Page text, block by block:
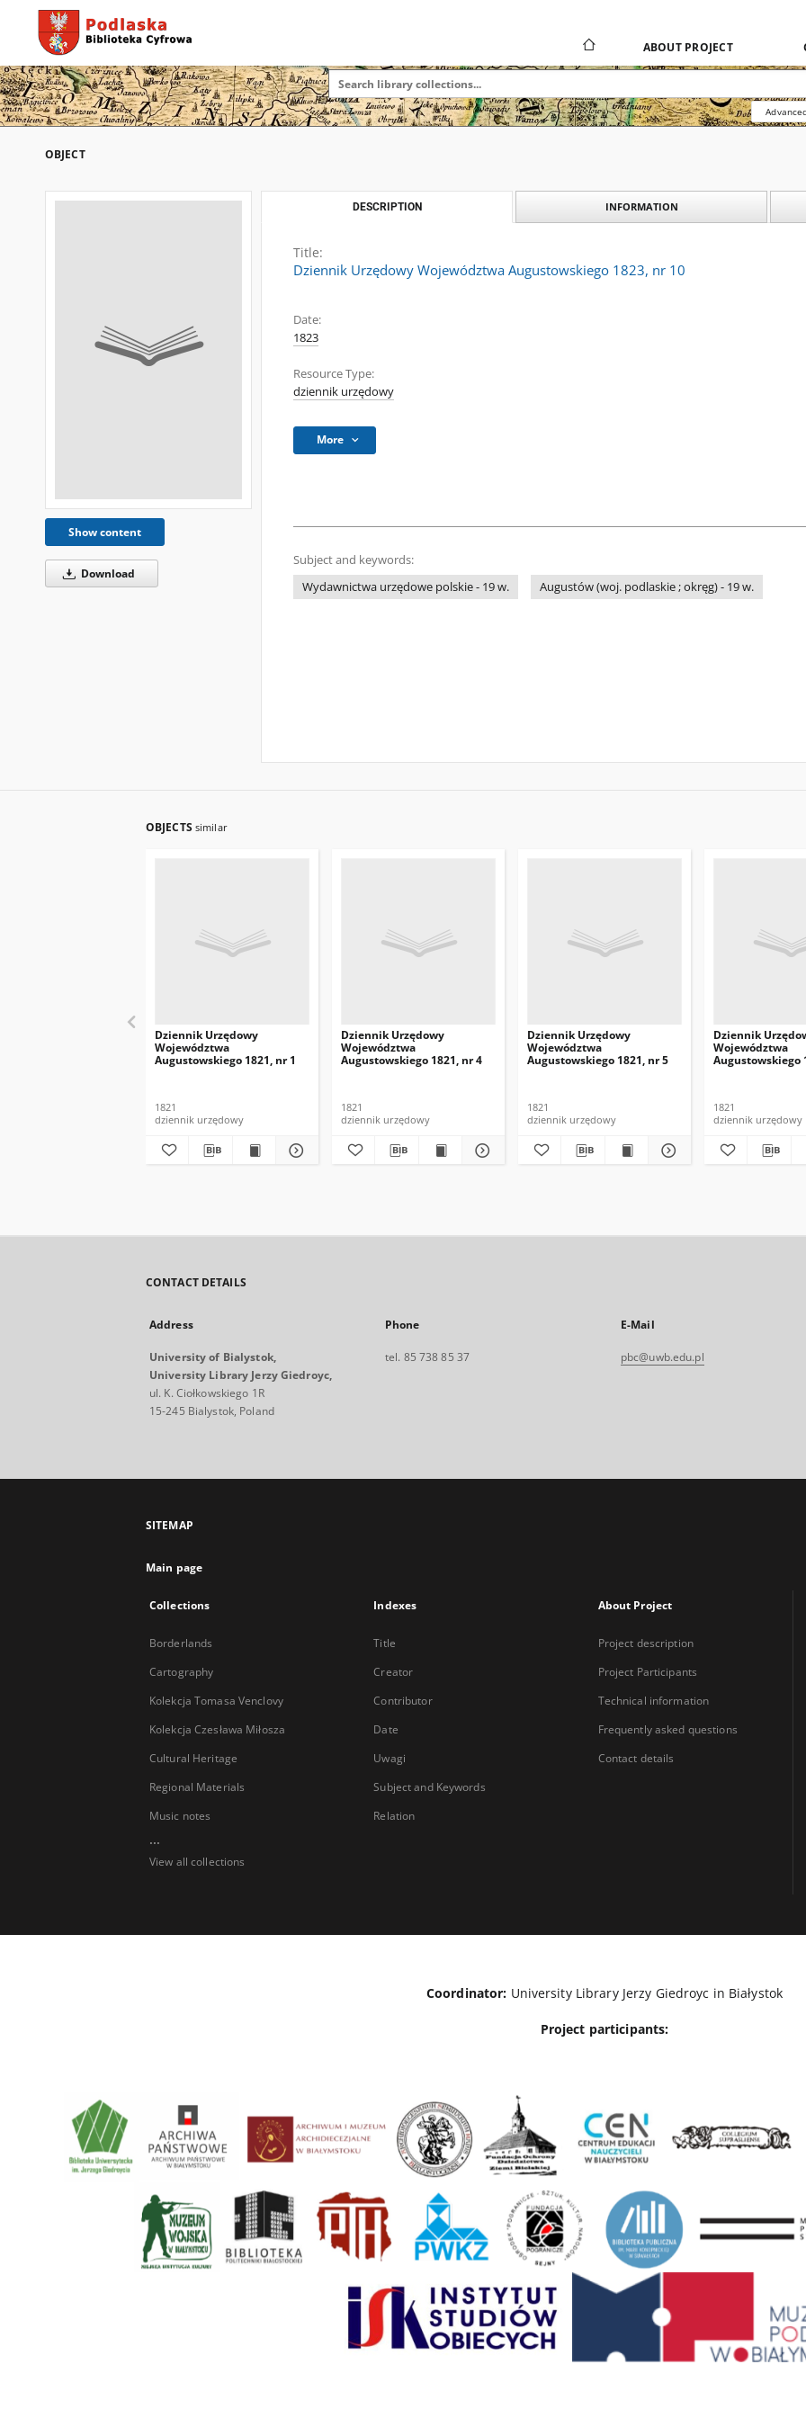
ABOUT PROJECT
OBJECT
Show content
Download
DESCRIPTION INFORMATION
Title:
Dziennik Urzędowy Województwa Augustowskiego 1823, nr 10
Date:
1823
Resource Type:
dziennik urzędowy
More
Subject and keywords:
Wydawnictwa urzędowe polskie - 19 w.
Augustów (woj. podlaskie ; okręg) - 19 w.
OBJECTS similar
Dziennik Urzędowy
Województwa
Augustowskiego 1821, nr 1
1821
dziennik urzędowy
Dziennik Urzędowy
Województwa
Augustowskiego 1821, nr 4
1821
dziennik urzędowy
Dziennik Urzędowy
Województwa
Augustowskiego 1821, nr 5
1821
dziennik urzędowy
Dziennik
Województwa
Augustowskiego
1821
dziennik urzędowy
CONTACT DETAILS
Address
University of Bialystok,
University Library Jerzy Giedroyc,
ul. K. Ciołkowskiego 1R
15-245 Bialystok, Poland
Phone
tel. 85 738 85 37
E-Mail
pbc@uwb.edu.pl
SITEMAP
Main page
Collections
Borderlands
Cartography
Kolekcja Tomasa Venclovy
Kolekcja Czesława Miłosza
Cultural Heritage
Regional Materials
Music notes
...
View all collections
Indexes
Title
Creator
Contributor
Date
Uwagi
Subject and Keywords
Relation
About Project
Project description
Project Participants
Technical information
Frequently asked questions
Contact details
Coordinator: University Library Jerzy Giedroyc in Białystok
Project participants: